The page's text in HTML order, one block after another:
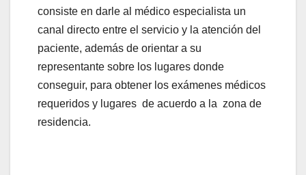
consiste en darle al médico especialista un
canal directo entre el servicio y la atención del
paciente, además de orientar a su
representante sobre los lugares donde
conseguir, para obtener los exámenes médicos
requeridos y lugares de acuerdo a la zona de
residencia.